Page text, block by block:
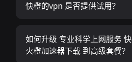
快橙的vpn 是否提供试用？
如何升级 专业科学上网服务
火橙加速器下载 到高级套餐？